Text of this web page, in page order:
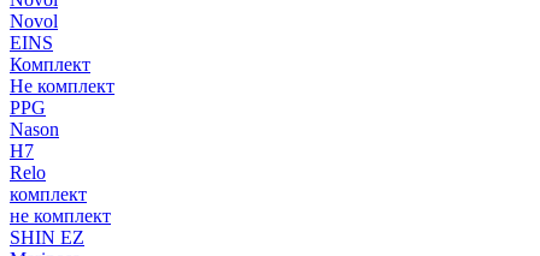
Novol
EINS
Комплект
Не комплект
PPG
Nason
H7
Relo
комплект
не комплект
SHIN EZ